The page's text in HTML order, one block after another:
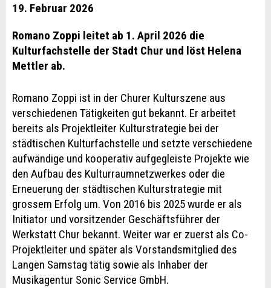
19. Februar 2026
Romano Zoppi leitet ab 1. April 2026 die
Kulturfachstelle der Stadt Chur und löst Helena
Mettler ab.
Romano Zoppi ist in der Churer Kulturszene aus
verschiedenen Tätigkeiten gut bekannt. Er arbeitet
bereits als Projektleiter Kulturstrategie bei der
städtischen Kulturfachstelle und setzte verschiedene
aufwändige und kooperativ aufgegleiste Projekte wie
den Aufbau des Kulturraumnetzwerkes oder die
Erneuerung der städtischen Kulturstrategie mit
grossem Erfolg um. Von 2016 bis 2025 wurde er als
Initiator und vorsitzender Geschäftsführer der
Werkstatt Chur bekannt. Weiter war er zuerst als Co-
Projektleiter und später als Vorstandsmitglied des
Langen Samstag tätig sowie als Inhaber der
Musikagentur Sonic Service GmbH.